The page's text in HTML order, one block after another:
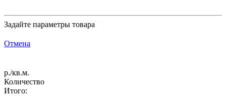
Задайте параметры товара
Отмена
р./кв.м.
Количество
Итого: